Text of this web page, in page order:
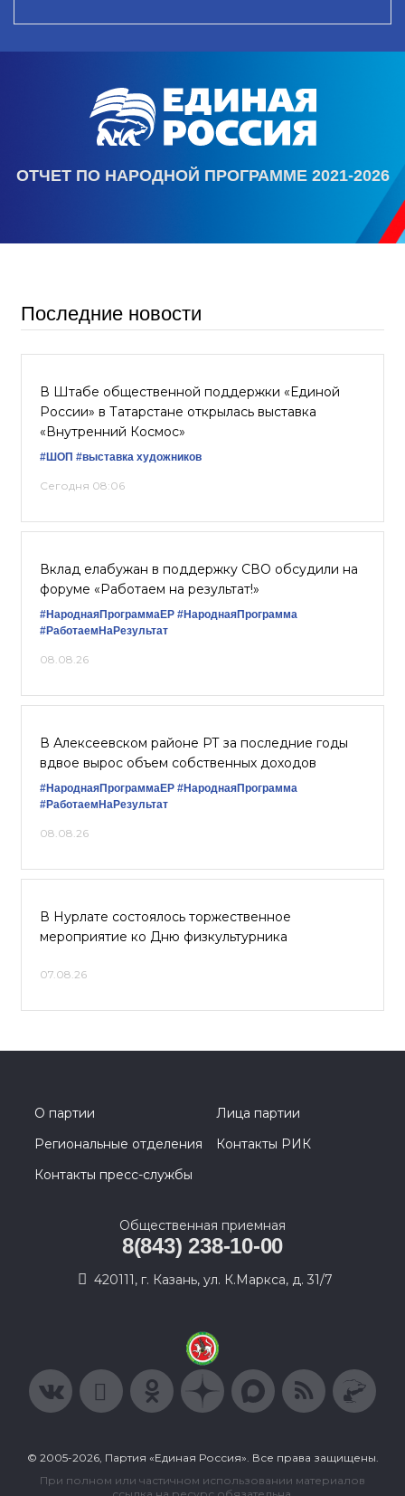
ОТЧЕТ ПО НАРОДНОЙ ПРОГРАММЕ 2021-2026
Последние новости
В Штабе общественной поддержки «Единой
России» в Татарстане открылась выставка
«Внутренний Космос»
#ШОП #выставка художников
Сегодня 08:06
Вклад елабужан в поддержку СВО обсудили на
форуме «Работаем на результат!»
#НароднаяПрограммаЕР #НароднаяПрограмма
#РаботаемНаРезультат
08.08.26
В Алексеевском районе РТ за последние годы
вдвое вырос объем собственных доходов
#НароднаяПрограммаЕР #НароднаяПрограмма
#РаботаемНаРезультат
08.08.26
В Нурлате состоялось торжественное
мероприятие ко Дню физкультурника
07.08.26
О партии
Лица партии
Региональные отделения
Контакты РИК
Контакты пресс-службы
Общественная приемная
8(843) 238-10-00
420111, г. Казань, ул. К.Маркса, д. 31/7
© 2005-2026, Партия «Единая Россия». Все права защищены.
При полном или частичном использовании материалов